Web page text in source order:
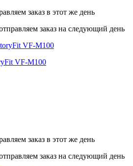
заказ в этот же день
заказ на следующий день
VF-M100
заказ в этот же день
заказ на следующий день